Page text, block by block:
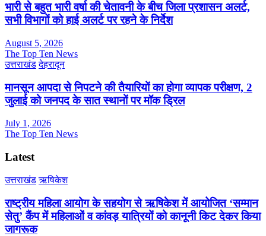
भारी से बहुत भारी वर्षा की चेतावनी के बीच जिला प्रशासन अलर्ट,
सभी विभागों को हाई अलर्ट पर रहने के निर्देश
August 5, 2026
The Top Ten News
उत्तराखंड देहरादून
मानसून आपदा से निपटने की तैयारियों का होगा व्यापक परीक्षण, 2
जुलाई को जनपद के सात स्थानों पर मॉक ड्रिल
July 1, 2026
The Top Ten News
Latest
उत्तराखंड ऋषिकेश
राष्ट्रीय महिला आयोग के सहयोग से ऋषिकेश में आयोजित ‘सम्मान
सेतु’ कैंप में महिलाओं व कांवड़ यात्रियों को कानूनी किट देकर किया
जागरूक